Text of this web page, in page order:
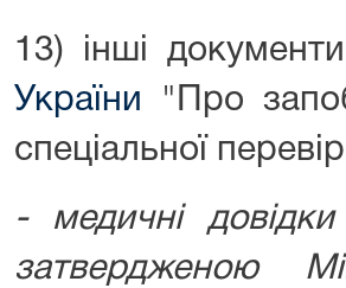
13) інші
України "Про
спеціальної
- медичні
затвердженою